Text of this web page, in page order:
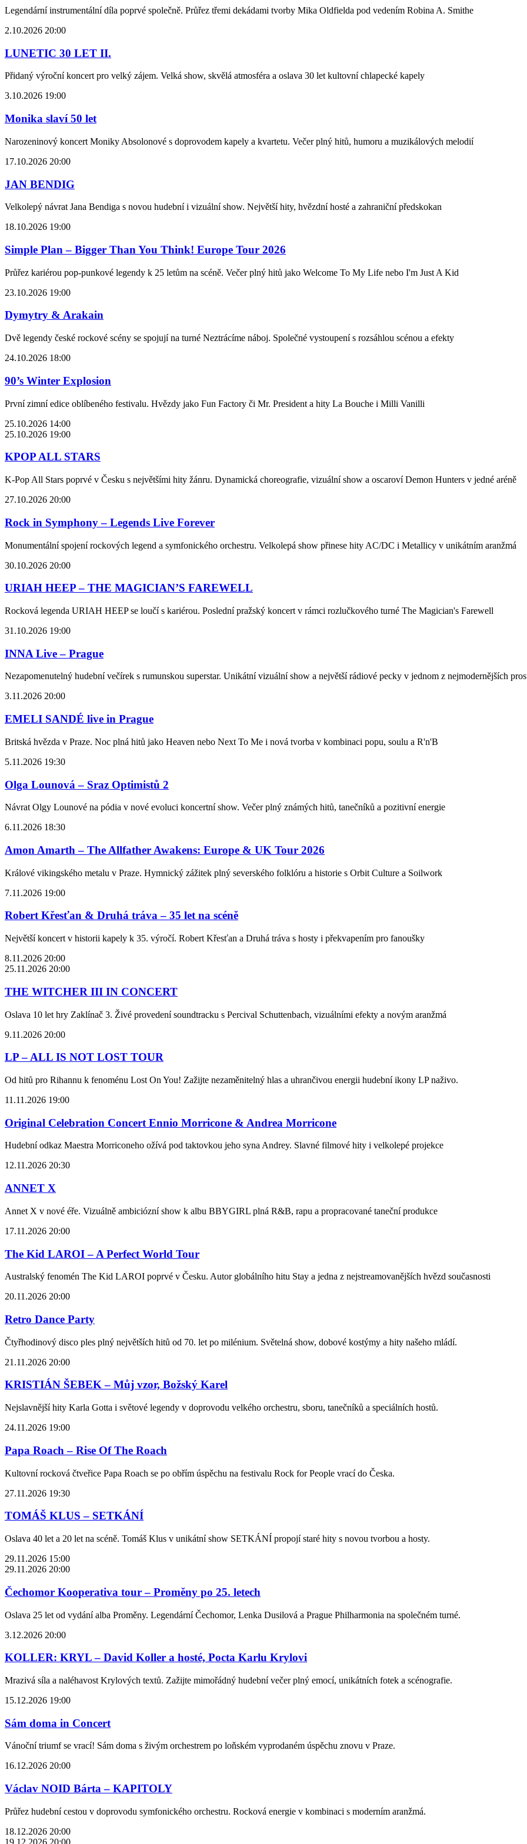
Legendární instrumentální díla poprvé společně. Průřez třemi dekádami tvorby Mika Oldfielda pod vedením Robina A. Smithe
2.10.2026 20:00
LUNETIC 30 LET II.
Přidaný výroční koncert pro velký zájem. Velká show, skvělá atmosféra a oslava 30 let kultovní chlapecké kapely
3.10.2026 19:00
Monika slaví 50 let
Narozeninový koncert Moniky Absolonové s doprovodem kapely a kvartetu. Večer plný hitů, humoru a muzikálových melodií
17.10.2026 20:00
JAN BENDIG
Velkolepý návrat Jana Bendiga s novou hudební i vizuální show. Největší hity, hvězdní hosté a zahraniční předskokan
18.10.2026 19:00
Simple Plan – Bigger Than You Think! Europe Tour 2026
Průřez kariérou pop-punkové legendy k 25 letům na scéně. Večer plný hitů jako Welcome To My Life nebo I'm Just A Kid
23.10.2026 19:00
Dymytry & Arakain
Dvě legendy české rockové scény se spojují na turné Neztrácíme náboj. Společné vystoupení s rozsáhlou scénou a efekty
24.10.2026 18:00
90’s Winter Explosion
První zimní edice oblíbeného festivalu. Hvězdy jako Fun Factory či Mr. President a hity La Bouche i Milli Vanilli
25.10.2026 14:00
25.10.2026 19:00
KPOP ALL STARS
K-Pop All Stars poprvé v Česku s největšími hity žánru. Dynamická choreografie, vizuální show a oscaroví Demon Hunters v jedné aréně
27.10.2026 20:00
Rock in Symphony – Legends Live Forever
Monumentální spojení rockových legend a symfonického orchestru. Velkolepá show přinese hity AC/DC i Metallicy v unikátním aranžmá
30.10.2026 20:00
URIAH HEEP – THE MAGICIAN’S FAREWELL
Rocková legenda URIAH HEEP se loučí s kariérou. Poslední pražský koncert v rámci rozlučkového turné The Magician's Farewell
31.10.2026 19:00
INNA Live – Prague
Nezapomenutelný hudební večírek s rumunskou superstar. Unikátní vizuální show a největší rádiové pecky v jednom z nejmodernějších
3.11.2026 20:00
EMELI SANDÉ live in Prague
Britská hvězda v Praze. Noc plná hitů jako Heaven nebo Next To Me i nová tvorba v kombinaci popu, soulu a R'n'B
5.11.2026 19:30
Olga Lounová – Sraz Optimistů 2
Návrat Olgy Lounové na pódia v nové evoluci koncertní show. Večer plný známých hitů, tanečníků a pozitivní energie
6.11.2026 18:30
Amon Amarth – The Allfather Awakens: Europe & UK Tour 2026
Králové vikingského metalu v Praze. Hymnický zážitek plný severského folklóru a historie s Orbit Culture a Soilwork
7.11.2026 19:00
Robert Křesťan & Druhá tráva – 35 let na scéně
Největší koncert v historii kapely k 35. výročí. Robert Křesťan a Druhá tráva s hosty i překvapením pro fanoušky
8.11.2026 20:00
25.11.2026 20:00
THE WITCHER III IN CONCERT
Oslava 10 let hry Zaklínač 3. Živé provedení soundtracku s Percival Schuttenbach, vizuálními efekty a novým aranžmá
9.11.2026 20:00
LP – ALL IS NOT LOST TOUR
Od hitů pro Rihannu k fenoménu Lost On You! Zažijte nezaměnitelný hlas a uhrančivou energii hudební ikony LP naživo.
11.11.2026 19:00
Original Celebration Concert Ennio Morricone & Andrea Morricone
Hudební odkaz Maestra Morriconeho ožívá pod taktovkou jeho syna Andrey. Slavné filmové hity i velkolepé projekce
12.11.2026 20:30
ANNET X
Annet X v nové éře. Vizuálně ambiciózní show k albu BBYGIRL plná R&B, rapu a propracované taneční produkce
17.11.2026 20:00
The Kid LAROI – A Perfect World Tour
Australský fenomén The Kid LAROI poprvé v Česku. Autor globálního hitu Stay a jedna z nejstreamovanějších hvězd současnosti
20.11.2026 20:00
Retro Dance Party
Čtyřhodinový disco ples plný největších hitů od 70. let po milénium. Světelná show, dobové kostýmy a hity našeho mládí.
21.11.2026 20:00
KRISTIÁN ŠEBEK – Můj vzor, Božský Karel
Nejslavnější hity Karla Gotta i světové legendy v doprovodu velkého orchestru, sboru, tanečníků a speciálních hostů.
24.11.2026 19:00
Papa Roach – Rise Of The Roach
Kultovní rocková čtveřice Papa Roach se po obřím úspěchu na festivalu Rock for People vrací do Česka.
27.11.2026 19:30
TOMÁŠ KLUS – SETKÁNÍ
Oslava 40 let a 20 let na scéně. Tomáš Klus v unikátní show SETKÁNÍ propojí staré hity s novou tvorbou a hosty.
29.11.2026 15:00
29.11.2026 20:00
Čechomor Kooperativa tour – Proměny po 25. letech
Oslava 25 let od vydání alba Proměny. Legendární Čechomor, Lenka Dusilová a Prague Philharmonia na společném turné.
3.12.2026 20:00
KOLLER: KRYL – David Koller a hosté, Pocta Karlu Krylovi
Mrazivá síla a naléhavost Krylových textů. Zažijte mimořádný hudební večer plný emocí, unikátních fotek a scénografie.
15.12.2026 19:00
Sám doma in Concert
Vánoční triumf se vrací! Sám doma s živým orchestrem po loňském vyprodaném úspěchu znovu v Praze.
16.12.2026 20:00
Václav NOID Bárta – KAPITOLY
Průřez hudební cestou v doprovodu symfonického orchestru. Rocková energie v kombinaci s moderním aranžmá.
18.12.2026 20:00
19.12.2026 20:00